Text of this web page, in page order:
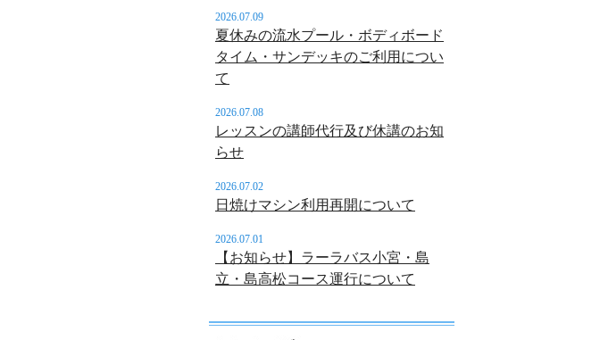
2026.07.09
夏休みの流水プール・ボディボード
タイム・サンデッキのご利用につい
て
2026.07.08
レッスンの講師代行及び休講のお知
らせ
2026.07.02
日焼けマシン利用再開について
2026.07.01
【お知らせ】ラーラバス小宮・島
立・島高松コース運行について